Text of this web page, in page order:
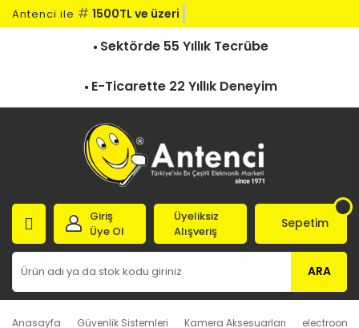
Antenci ile # 1500TL ve üzeri ka
Sektörde 55 Yıllık Tecrübe
E-Ticarette 22 Yıllık Deneyim
ARA
Giriş
Üye Ol
Üyeliksiz
Alışveriş
Sepetim
Anasayfa Güvenlik Sistemleri Kamera Aksesuarları electroon